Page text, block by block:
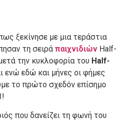
ξεκίνησε με μια τεράστια
τη σειρά παιχνιδιών Half-
την κυκλοφορία του Half-
ενώ εδώ και μήνες οι φήμες
το πρώτο σχεδόν επίσημο
που δανείζει τη φωνή του